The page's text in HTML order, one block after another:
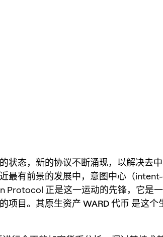
状态，新的协议不断涌现，以解决去
最有前景的发展中，意图中心（intent-
Protocol 正是这一运动的先锋，它是
项目。其原生资产 WARD 代币 是这个